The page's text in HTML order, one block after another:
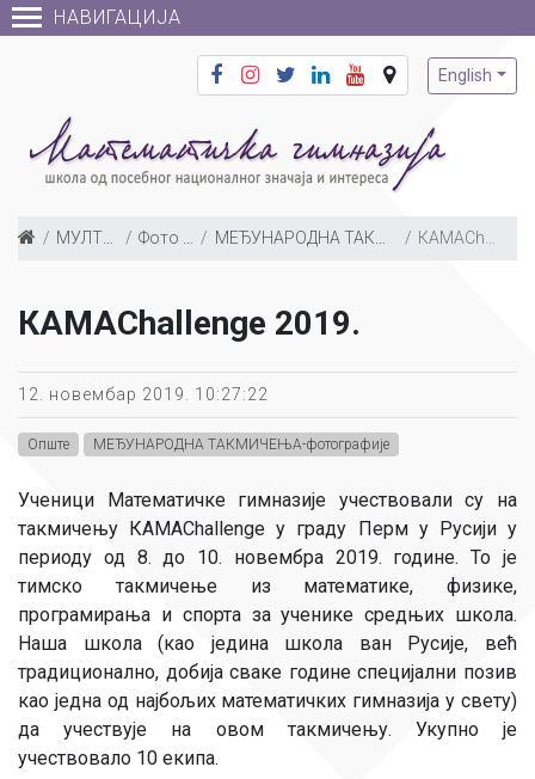
НАВИГАЦИЈА
English
МУЛТИМЕДИЈА Фото галерија МЕЂУНАРОДНА ТАКМИЧЕЊА-фотографије КАМАChallenge 2019.
КАМАChallenge 2019.
12. новембар 2019. 10:27:22
Опште МЕЂУНАРОДНА ТАКМИЧЕЊА-фотографије
Ученици Математичке гимназије учествовали су на
такмичењу КАМАChallenge у граду Перм у Русији у
периоду од 8. до 10. новембра 2019. године. То је
тимско такмичење из математике, физике,
програмирања и спорта за ученике средњих школа.
Наша школа (као једина школа ван Русије, већ
традиционално, добија сваке године специјални позив
као једна од најбољих математичких гимназија у свету)
да учествује на овом такмичењу. Укупно је
учествовало 10 екипa.